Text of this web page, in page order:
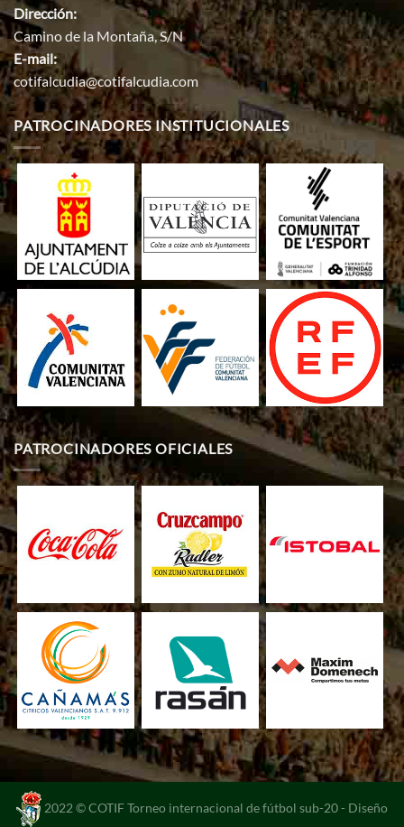
Dirección:
Camino de la Montaña, S/N
E-mail:
cotifalcudia@cotifalcudia.com
PATROCINADORES INSTITUCIONALES
PATROCINADORES OFICIALES
2022 © COTIF Torneo internacional de fútbol sub-20 - Diseño